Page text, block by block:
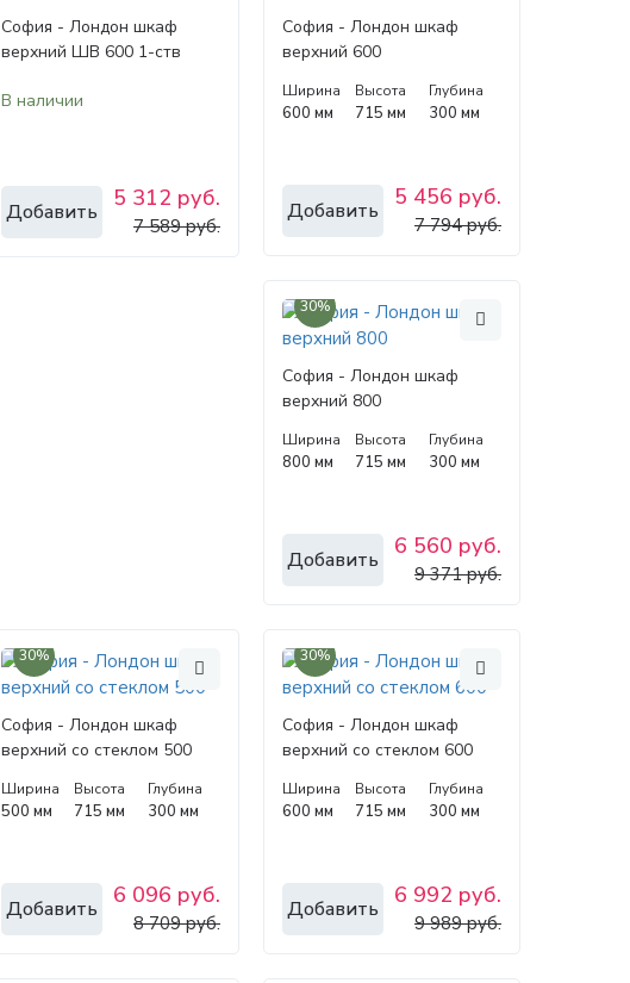
София - Лондон шкаф
верхний ШВ 600 1-ств
В наличии
Добавить 5 312 руб.
7 589 руб.
София - Лондон шкаф
верхний 600
Ширина
600 мм
Высота
715 мм
Глубина
300 мм
Добавить 5 456 руб.
7 794 руб.
30%
София - Лондон шкаф
верхний 800
Ширина
800 мм
Высота
715 мм
Глубина
300 мм
Добавить 6 560 руб.
9 371 руб.
30%
София - Лондон шкаф
верхний со стеклом 500
Ширина
500 мм
Высота
715 мм
Глубина
300 мм
Добавить 6 096 руб.
8 709 руб.
30%
София - Лондон шкаф
верхний со стеклом 600
Ширина
600 мм
Высота
715 мм
Глубина
300 мм
Добавить 6 992 руб.
9 989 руб.